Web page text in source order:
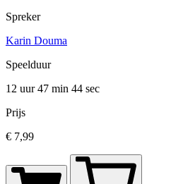
Spreker
Karin Douma
Speelduur
12 uur 47 min 44 sec
Prijs
€ 7,99